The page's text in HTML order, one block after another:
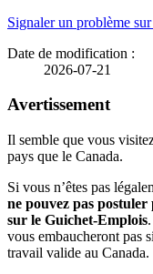
Détails
de
page
Signaler un problème
Date de modification :
2026-07-21
Avertissement
Il semble que vous
pays que le Canada.
Si vous n’êtes pas
ne pouvez pas postuler
sur le Guichet-Emplois
vous embaucheront pas
travail valide au Canada.